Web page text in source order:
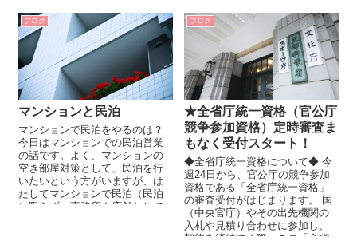
ブログ
マンションと民泊
マンションで民泊をやるのは？
今日はマンションでの民泊営業
の話です。よく、マンションの
空き部屋対策として、民泊を行
いたいという方がいますが、は
たしてマンションで民泊（民泊
に限らず、事務所や店舗として
ブログ
★全省庁統一資格（官公庁
競争参加資格）定時審査ま
もなく受付スタート！
◆全省庁統一資格について◆ 今
週24日から、官公庁の競争参加
資格である「全省庁統一資格」
の審査受付がはじまります。 国
（中央官庁）やその出先機関の
入札や見積り合わせに参加し、
契約を締結する際、この「全省